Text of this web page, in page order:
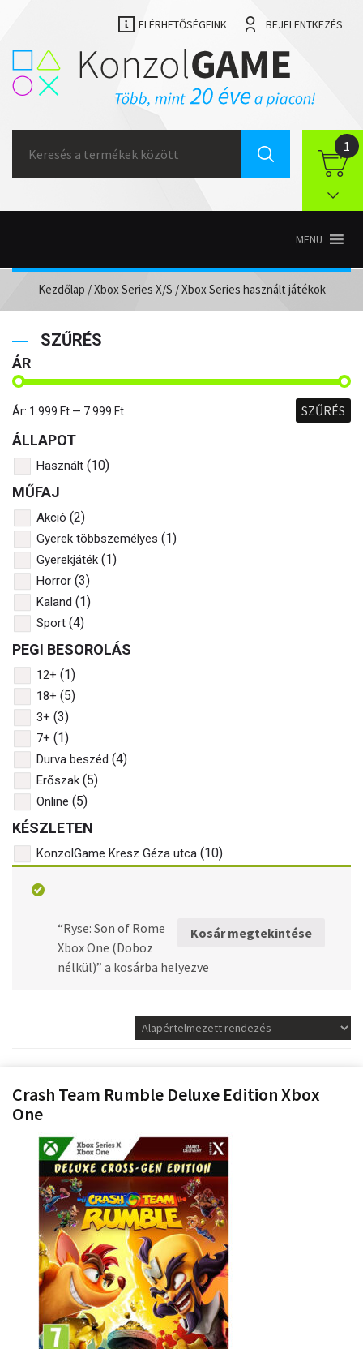
ELÉRHETŐSÉGEINK BEJELENTKEZÉS
for:
1
MENU
Kezdőlap /Xbox Series X/S / Xbox Series használt játékok
SZŰRÉS
ÁR
SZŰRÉS
Ár: 1.999 Ft — 7.999 Ft
ÁLLAPOT
Használt (10)
MŰFAJ
Akció (2)
Gyerek többszemélyes (1)
Gyerekjáték (1)
Horror (3)
Kaland (1)
Sport (4)
PEGI BESOROLÁS
12+ (1)
18+ (5)
3+ (3)
7+ (1)
Durva beszéd (4)
Erőszak (5)
Online (5)
KÉSZLETEN
KonzolGame Kresz Géza utca (10)
JÁTÉKOK
Kosár megtekintése
“Ryse: Son of Rome
Xbox One (Doboz
nélkül)” a kosárba helyezve
Crash Team Rumble Deluxe Edition Xbox
One